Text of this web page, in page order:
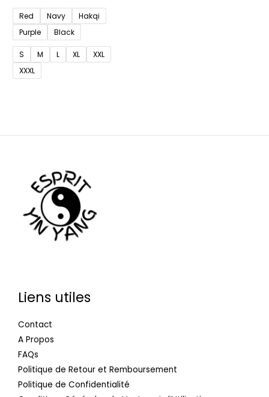
Red Navy
Hakqi
Purple
Black
S M L XL
XXL
XXXL
Liens utiles
Contact
A Propos
FAQs
Politique de Retour et Remboursement
Politique de Confidentialité